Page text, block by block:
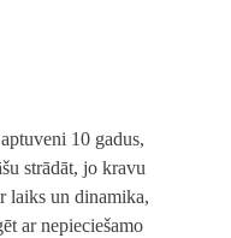
10 gadus,
strādāt, jo kravu
laiks un dinamika,
ar nepieciešamo